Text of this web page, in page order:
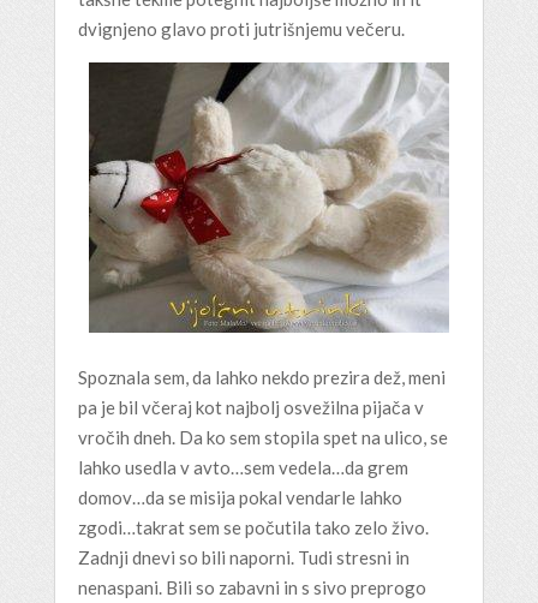
dvignjeno glavo proti jutrišnjemu večeru.
Spoznala sem, da lahko nekdo prezira dež, meni
pa je bil včeraj kot najbolj osvežilna pijača v
vročih dneh. Da ko sem stopila spet na ulico, se
lahko usedla v avto…sem vedela…da grem
domov…da se misija pokal vendarle lahko
zgodi…takrat sem se počutila tako zelo živo.
Zadnji dnevi so bili naporni. Tudi stresni in
nenaspani. Bili so zabavni in s sivo preprogo